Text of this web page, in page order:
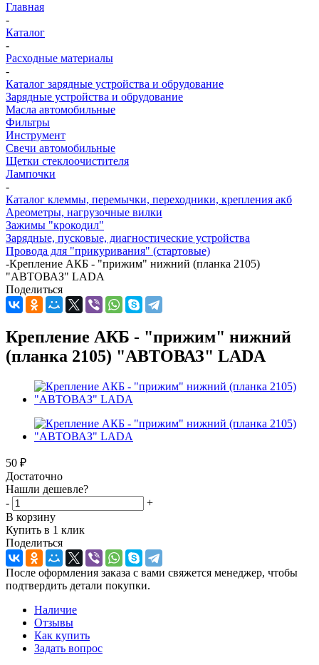
Главная
-
Каталог
-
Расходные материалы
-
Каталог зарядные устройства и обрудование
Зарядные устройства и обрудование
Масла автомобильные
Фильтры
Инструмент
Свечи автомобильные
Щетки стеклоочистителя
Лампочки
-
Каталог клеммы, перемычки, переходники, крепления акб
Ареометры, нагрузочные вилки
Зажимы "крокодил"
Зарядные, пусковые, диагностические устройства
Провода для "прикуривания" (стартовые)
-Крепление АКБ - "прижим" нижний (планка 2105)
"АВТОВАЗ" LADA
Поделиться
Крепление АКБ - "прижим" нижний
(планка 2105) "АВТОВАЗ" LADA
50 ₽
Достаточно
Нашли дешевле?
-
+
В корзину
Купить в 1 клик
Поделиться
После оформления заказа с вами свяжется менеджер, чтобы
подтвердить детали покупки.
Наличие
Отзывы
Как купить
Задать вопрос